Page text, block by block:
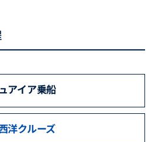
アイア乗船
洋クルーズ